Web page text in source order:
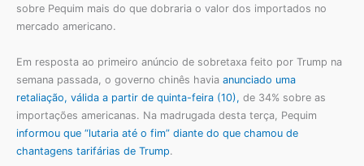
sobre Pequim mais do que dobraria o valor dos importados no
mercado americano.
Em resposta ao primeiro anúncio de sobretaxa feito por Trump na
semana passada, o governo chinês havia anunciado uma
retaliação, válida a partir de quinta-feira (10), de 34% sobre as
importações americanas. Na madrugada desta terça, Pequim
informou que “lutaria até o fim” diante do que chamou de
chantagens tarifárias de Trump.